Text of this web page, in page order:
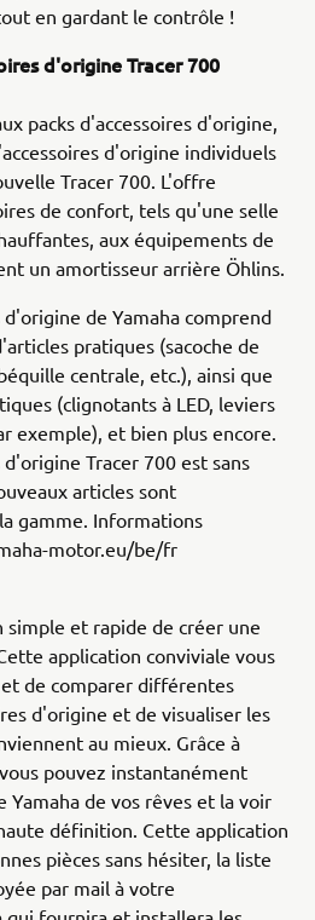
en gardant le contrôle !
d'origine Tracer 700
packs d'accessoires d'origine,
d'origine individuels
Tracer 700. L'offre
de confort, tels qu'une selle
aux équipements de
un amortisseur arrière Öhlins.
de Yamaha comprend
pratiques (sacoche de
centrale, etc.), ainsi que
(clignotants à LED, leviers
exemple), et bien plus encore.
Tracer 700 est sans
articles sont
gamme. Informations
motor.eu/be/fr
simple et rapide de créer une
application conviviale vous
de comparer différentes
d'origine et de visualiser les
au mieux. Grâce à
pouvez instantanément
de vos rêves et la voir
définition. Cette application
pièces sans hésiter, la liste
par mail à votre